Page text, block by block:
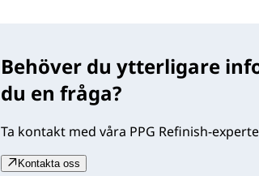
Behöver du ytterligare
du en fråga?
Ta kontakt med våra PPG Refinish-
Kontakta oss